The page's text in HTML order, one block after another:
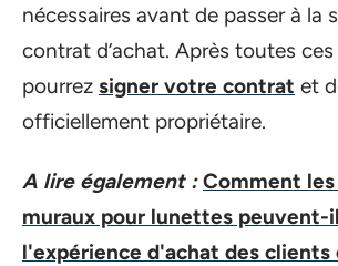
nécessaires avant de passer à la
contrat d’achat. Après toutes
pourrez signer votre contrat et
officiellement propriétaire.
A lire également : Comment
muraux pour lunettes peuvent-
l'expérience d'achat des clients